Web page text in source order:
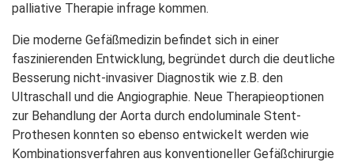
palliative Therapie infrage kommen.
Die moderne Gefäßmedizin befindet sich in einer
faszinierenden Entwicklung, begründet durch die deutliche
Besserung nicht-invasiver Diagnostik wie z.B. den
Ultraschall und die Angiographie. Neue Therapieoptionen
zur Behandlung der Aorta durch endoluminale Stent-
Prothesen konnten so ebenso entwickelt werden wie
Kombinationsverfahren aus konventioneller Gefäßchirurgie